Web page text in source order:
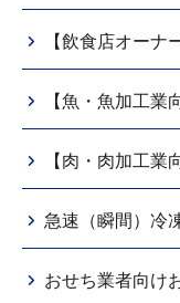
【飲食店オーナ
【魚・魚加工業
【肉・肉加工業
急速（瞬間）冷
おせち業者向け